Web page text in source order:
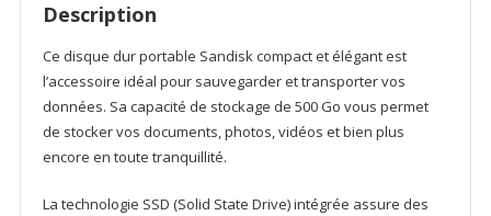
(SDSSDE61-
500G-
Description
Ce disque dur portable Sandisk compact et élégant est
l’accessoire idéal pour sauvegarder et transporter vos
données. Sa capacité de stockage de 500 Go vous permet
de stocker vos documents, photos, vidéos et bien plus
encore en toute tranquillité.
La technologie SSD (Solid State Drive) intégrée assure des